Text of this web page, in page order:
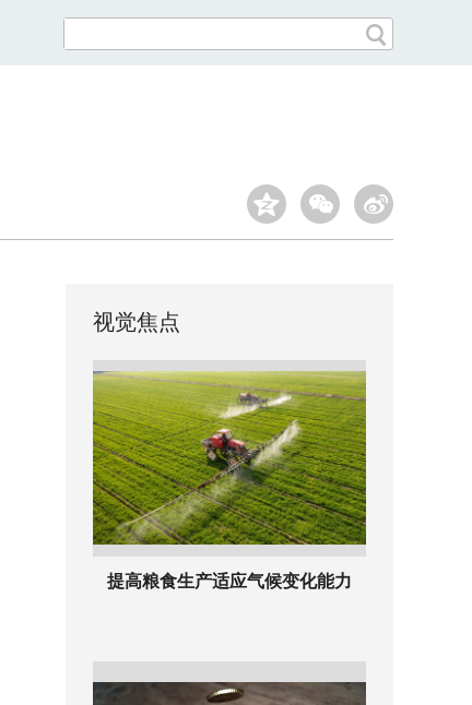
视觉焦点
提高粮食生产适应气候变化能力